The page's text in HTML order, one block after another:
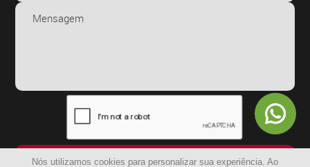
Nós utilizamos cookies para personalizar sua experiência. Ao
ENVIAR